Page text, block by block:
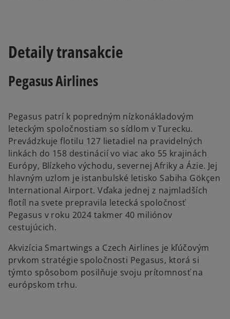
Detaily transakcie
Pegasus Airlines
Pegasus patrí k popredným nízkonákladovým
leteckým spoločnostiam so sídlom v Turecku.
Prevádzkuje flotilu 127 lietadiel na pravidelných
linkách do 158 destinácií vo viac ako 55 krajinách
Európy, Blízkeho východu, severnej Afriky a Ázie. Jej
hlavným uzlom je istanbulské letisko Sabiha Gökçen
International Airport. Vďaka jednej z najmladších
flotíl na svete prepravila letecká spoločnosť
Pegasus v roku 2024 takmer 40 miliónov
cestujúcich.
Akvizícia Smartwings a Czech Airlines je kľúčovým
prvkom stratégie spoločnosti Pegasus, ktorá si
týmto spôsobom posilňuje svoju prítomnosť na
európskom trhu.